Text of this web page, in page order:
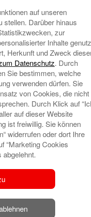
in der
Sparkasse
Suche“ der
der
–
wird das
kulturelle
aktiv
auf unseren
stellen. Darüber hinaus
zur
Inhalte
Herkunft und Zweck
Datenschutz. Durch
Sie bestimmen, welche
verwenden dürfen. Sie
von Cookies, die nicht
Durch Klick auf
auf dieser Website
ist freiwillig. Sie können
widerrufen oder dort Ihre
“Marketing Cookies
abgelehnt.